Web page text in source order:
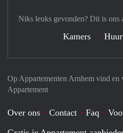
Op Appartementen Arnhem vind
Appartement
Over ons Contact Faq
Niks leuks gevonden? Dit is ons
Kamers